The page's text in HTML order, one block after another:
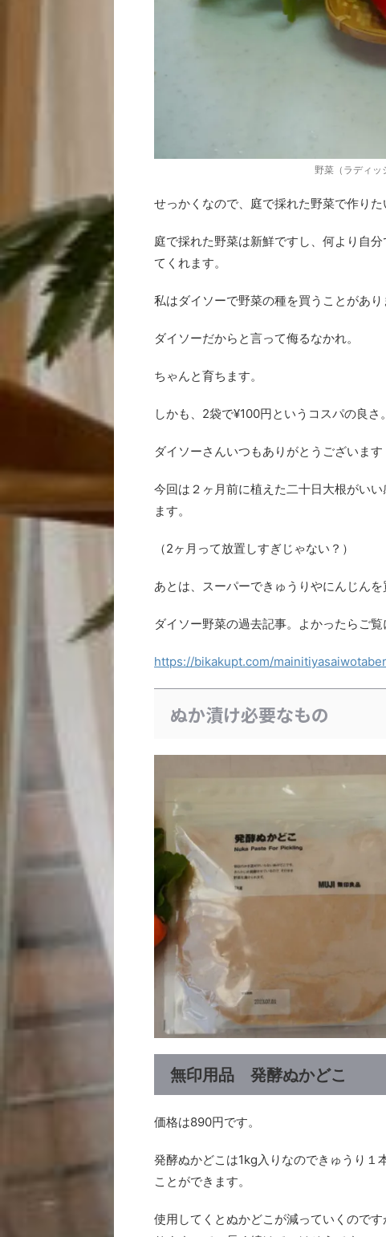
野菜（ラディッ
せっかくなので、庭で採れた野菜で作りた
庭で採れた野菜は新鮮ですし、何より自
てくれます。
私はダイソーで野菜の種を買うことがあり
ダイソーだからと言って侮るなかれ。
ちゃんと育ちます。
しかも、2袋で¥100円というコスパの良さ。
ダイソーさんいつもありがとうございます
今回は２ヶ月前に植えた二十日大根がい
ます。
（2ヶ月って放置しすぎじゃない？）
あとは、スーパーできゅうりやにんじんを
ダイソー野菜の過去記事。よかったらご覧
https://bikakupt.com/
ぬか漬け必要なもの
無印用品 発酵ぬかどこ
価格は890円です。
発酵ぬかどこは1kg入りなのできゅうり１
ことができます。
使用してくとぬかどこが減っていくので